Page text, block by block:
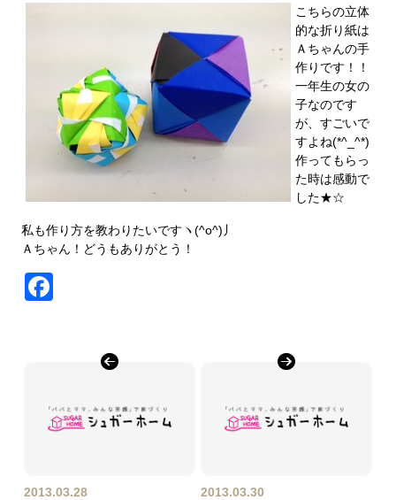
こちらの立体
的な折り紙は
Ａちゃんの手
作りです！！
一年生の女の
子なのです
が、すごいで
すよね(*^_^*)
作ってもらっ
た時は感動で
した★☆
私も作り方を教わりたいですヽ(^o^)丿
Ａちゃん！どうもありがとう！
2013.03.28 2013.03.30